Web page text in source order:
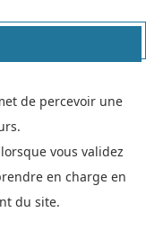
de percevoir une
vous validez
en charge en
du site.